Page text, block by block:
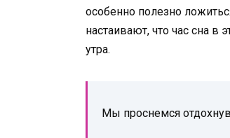
особенно полезно
настаивают, что час сна в
утра.
Мы проснемся